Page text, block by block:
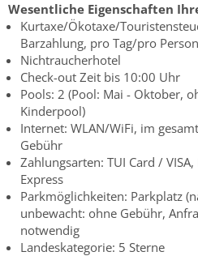
Wesentliche Eigenschaften
Kurtaxe/Ökotaxe/
Barzahlung, pro Tag/pro
Nichtraucherhotel
Check-out Zeit bis 10:00 Uhr
Pools: 2 (Pool: Mai - Oktober,
Kinderpool)
Internet: WLAN/WiFi, im
Gebühr
Zahlungsarten: TUI Card /
Express
Parkmöglichkeiten: Parkplatz
unbewacht: ohne Gebühr,
notwendig
Landeskategorie: 5 Sterne